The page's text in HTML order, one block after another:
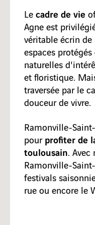
Lecadre de vie
Agne est
véritable écrin
espaces protégés
naturelles
et floristique.
traversée par le
douceur de vivre.
Ramonville-
pourprofiter de
toulousain.
Ramonville-
festivals
rue ou encore le